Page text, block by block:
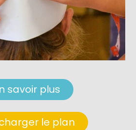
le plan
savoir plus